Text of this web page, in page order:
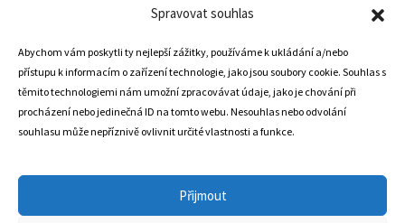
Spravovat souhlas
Abychom vám poskytli ty nejlepší zážitky, používáme k ukládání a/nebo
přístupu k informacím o zařízení technologie, jako jsou soubory cookie. Souhlas s
těmito technologiemi nám umožní zpracovávat údaje, jako je chování při
procházení nebo jedinečná ID na tomto webu. Nesouhlas nebo odvolání
souhlasu může nepříznivě ovlivnit určité vlastnosti a funkce.
Přijmout
LUF s.r.o.
Nám. M.R.Štefanika 518,
Trstená 02801
info@dojezdovakola.com